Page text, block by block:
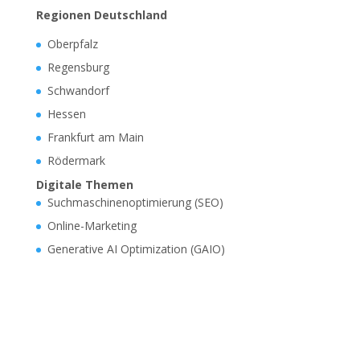
Regionen Deutschland
Oberpfalz
Regensburg
Schwandorf
Hessen
Frankfurt am Main
Rödermark
Digitale Themen
Suchmaschinenoptimierung (SEO)
Online-Marketing
Generative AI Optimization (GAIO)